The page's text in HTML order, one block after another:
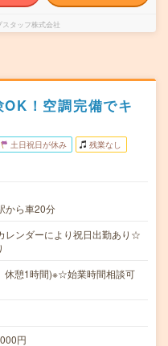
タッフ株式会社
OK！空調完備でキ
土日祝日が休み 残業なし
から車20分
ンダーにより祝日出勤あり☆
憩1時間)※☆始業時間相談可
円